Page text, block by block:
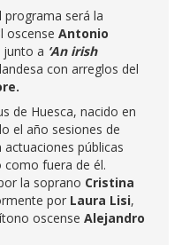
será la
oscense Antonio
junto a ‘An irish
con arreglos del
de Huesca, nacido en
el año sesiones de
públicas
fuera de él.
la soprano Cristina
por Laura Lisi,
oscense Alejandro